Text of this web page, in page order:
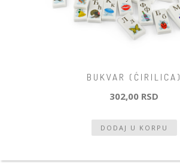
BUKVAR (ĆIRILICA)
302,00 RSD